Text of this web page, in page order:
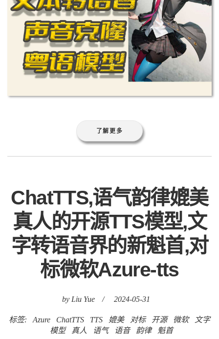
了解更多
ChatTTS,语气韵律媲美
真人的开源TTS模型,文
字转语音界的新魁首,对
标微软Azure-tts
by Liu Yue / 2024-05-31
标签: Azure ChatTTS TTS 媲美 对标 开源 微软
文字
模型
真人 语气 语音 韵律 魁首